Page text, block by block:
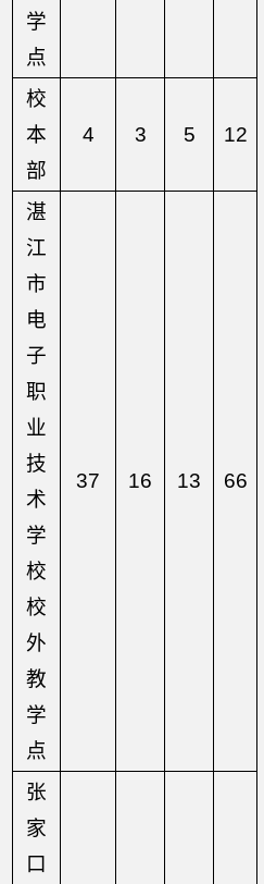
学
点
校
本
部
4 3 5 12
湛
江
市
电
子
职
业
技
术
学
校
校
外
教
学
点
37 16 13 66
张
家
口